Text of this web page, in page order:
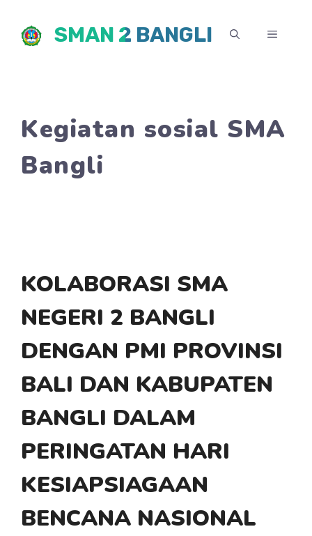
SMAN 2 BANGLI MENU
Kegiatan sosial SMA
Bangli
KOLABORASI SMA
NEGERI 2 BANGLI
DENGAN PMI PROVINSI
BALI DAN KABUPATEN
BANGLI DALAM
PERINGATAN HARI
KESIAPSIAGAAN
BENCANA NASIONAL